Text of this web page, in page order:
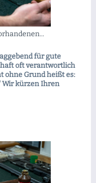
für gute
oft verantwortlich
ohne Grund heißt es:
Wir kürzen Ihren